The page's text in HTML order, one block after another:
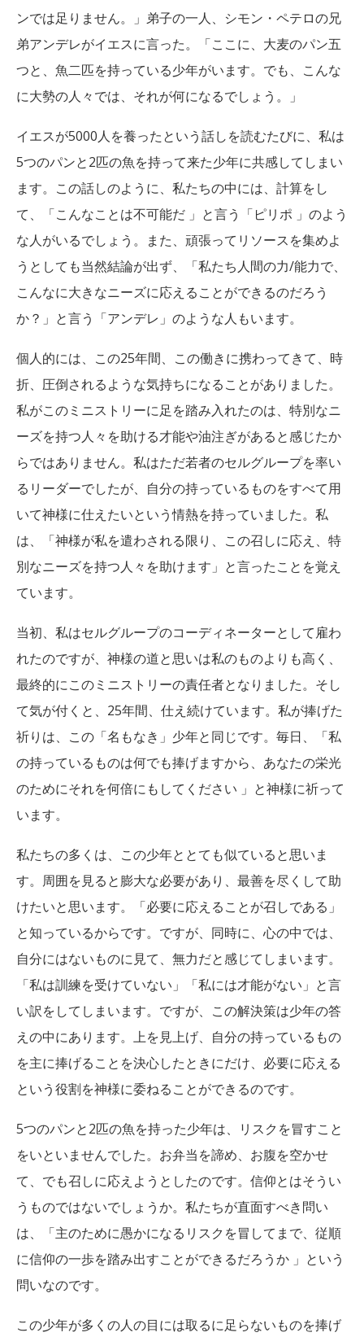
ンでは足りません。」弟子の一人、シモン・ペテロの兄
弟アンデレがイエスに言った。「ここに、大麦のパン五
つと、魚二匹を持っている少年がいます。でも、こんな
に大勢の人々では、それが何になるでしょう。」
イエスが5000人を養ったという話しを読むたびに、私は
5つのパンと2匹の魚を持って来た少年に共感してしまい
ます。この話しのように、私たちの中には、計算をし
て、「こんなことは不可能だ 」と言う「ピリポ 」のよう
な人がいるでしょう。また、頑張ってリソースを集めよ
うとしても当然結論が出ず、「私たち人間の力/能力で、
こんなに大きなニーズに応えることができるのだろう
か？」と言う「アンデレ」のような人もいます。
個人的には、この25年間、この働きに携わってきて、時
折、圧倒されるような気持ちになることがありました。
私がこのミニストリーに足を踏み入れたのは、特別なニ
ーズを持つ人々を助ける才能や油注ぎがあると感じたか
らではありません。私はただ若者のセルグループを率い
るリーダーでしたが、自分の持っているものをすべて用
いて神様に仕えたいという情熱を持っていました。私
は、「神様が私を遣わされる限り、この召しに応え、特
別なニーズを持つ人々を助けます」と言ったことを覚え
ています。
当初、私はセルグループのコーディネーターとして雇わ
れたのですが、神様の道と思いは私のものよりも高く、
最終的にこのミニストリーの責任者となりました。そし
て気が付くと、25年間、仕え続けています。私が捧げた
祈りは、この「名もなき」少年と同じです。毎日、「私
の持っているものは何でも捧げますから、あなたの栄光
のためにそれを何倍にもしてください 」と神様に祈って
います。
私たちの多くは、この少年ととても似ていると思いま
す。周囲を見ると膨大な必要があり、最善を尽くして助
けたいと思います。「必要に応えることが召しである」
と知っているからです。ですが、同時に、心の中では、
自分にはないものに見て、無力だと感じてしまいます。
「私は訓練を受けていない」「私には才能がない」と言
い訳をしてしまいます。ですが、この解決策は少年の答
えの中にあります。上を見上げ、自分の持っているもの
を主に捧げることを決心したときにだけ、必要に応える
という役割を神様に委ねることができるのです。
5つのパンと2匹の魚を持った少年は、リスクを冒すこと
をいといませんでした。お弁当を諦め、お腹を空かせ
て、でも召しに応えようとしたのです。信仰とはそうい
うものではないでしょうか。私たちが直面すべき問い
は、「主のために愚かになるリスクを冒してまで、従順
に信仰の一歩を踏み出すことができるだろうか 」という
問いなのです。
この少年が多くの人の目には取るに足らないものを捧げ